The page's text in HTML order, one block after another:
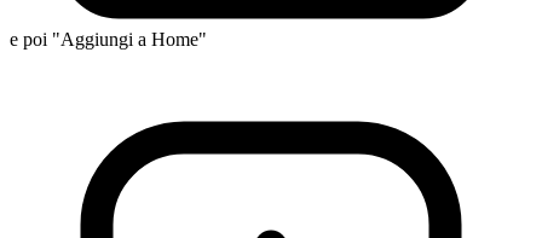
e poi "Aggiungi a Home"